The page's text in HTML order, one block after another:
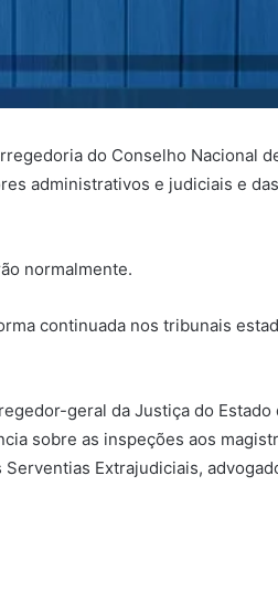
do Conselho Nacional
administrativos e judiciais e
normalmente.
continuada nos tribunais
geral da Justiça do Estado
sobre as inspeções aos
Extrajudiciais,